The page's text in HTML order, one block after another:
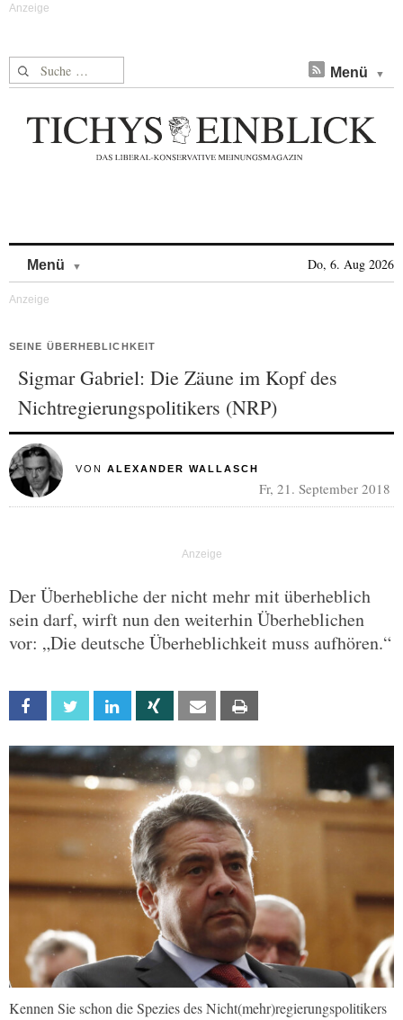
Suche nach: Menü
Menü Do, 6. Aug 2026
SEINE ÜBERHEBLICHKEIT
Sigmar Gabriel: Die Zäune im Kopf des
Nichtregierungspolitikers (NRP)
VON ALEXANDER WALLASCH
Fr, 21. September 2018
Der Überhebliche der nicht mehr mit überheblich
sein darf, wirft nun den weiterhin Überheblichen
vor: „Die deutsche Überheblichkeit muss aufhören.“
Facebook Twitter Linkedin Xing Email
Kennen Sie schon die Spezies des Nicht(mehr)regierungspolitikers